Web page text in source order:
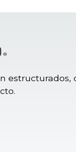
estructurados,